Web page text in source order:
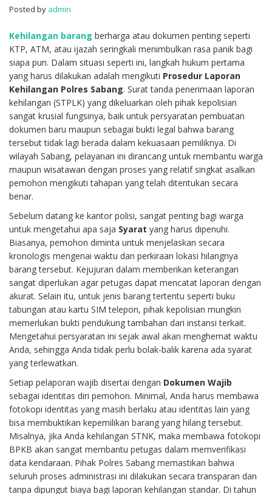
Posted by admin
Kehilangan barang berharga atau dokumen penting seperti
KTP, ATM, atau ijazah seringkali menimbulkan rasa panik bagi
siapa pun. Dalam situasi seperti ini, langkah hukum pertama
yang harus dilakukan adalah mengikuti Prosedur Laporan
Kehilangan Polres Sabang. Surat tanda penerimaan laporan
kehilangan (STPLK) yang dikeluarkan oleh pihak kepolisian
sangat krusial fungsinya, baik untuk persyaratan pembuatan
dokumen baru maupun sebagai bukti legal bahwa barang
tersebut tidak lagi berada dalam kekuasaan pemiliknya. Di
wilayah Sabang, pelayanan ini dirancang untuk membantu warga
maupun wisatawan dengan proses yang relatif singkat asalkan
pemohon mengikuti tahapan yang telah ditentukan secara
benar.
Sebelum datang ke kantor polisi, sangat penting bagi warga
untuk mengetahui apa saja Syarat yang harus dipenuhi.
Biasanya, pemohon diminta untuk menjelaskan secara
kronologis mengenai waktu dan perkiraan lokasi hilangnya
barang tersebut. Kejujuran dalam memberikan keterangan
sangat diperlukan agar petugas dapat mencatat laporan dengan
akurat. Selain itu, untuk jenis barang tertentu seperti buku
tabungan atau kartu SIM telepon, pihak kepolisian mungkin
memerlukan bukti pendukung tambahan dari instansi terkait.
Mengetahui persyaratan ini sejak awal akan menghemat waktu
Anda, sehingga Anda tidak perlu bolak-balik karena ada syarat
yang terlewatkan.
Setiap pelaporan wajib disertai dengan Dokumen Wajib
sebagai identitas diri pemohon. Minimal, Anda harus membawa
fotokopi identitas yang masih berlaku atau identitas lain yang
bisa membuktikan kepemilikan barang yang hilang tersebut.
Misalnya, jika Anda kehilangan STNK, maka membawa fotokopi
BPKB akan sangat membantu petugas dalam memverifikasi
data kendaraan. Pihak Polres Sabang memastikan bahwa
seluruh proses administrasi ini dilakukan secara transparan dan
tanpa dipungut biaya bagi laporan kehilangan standar. Di tahun